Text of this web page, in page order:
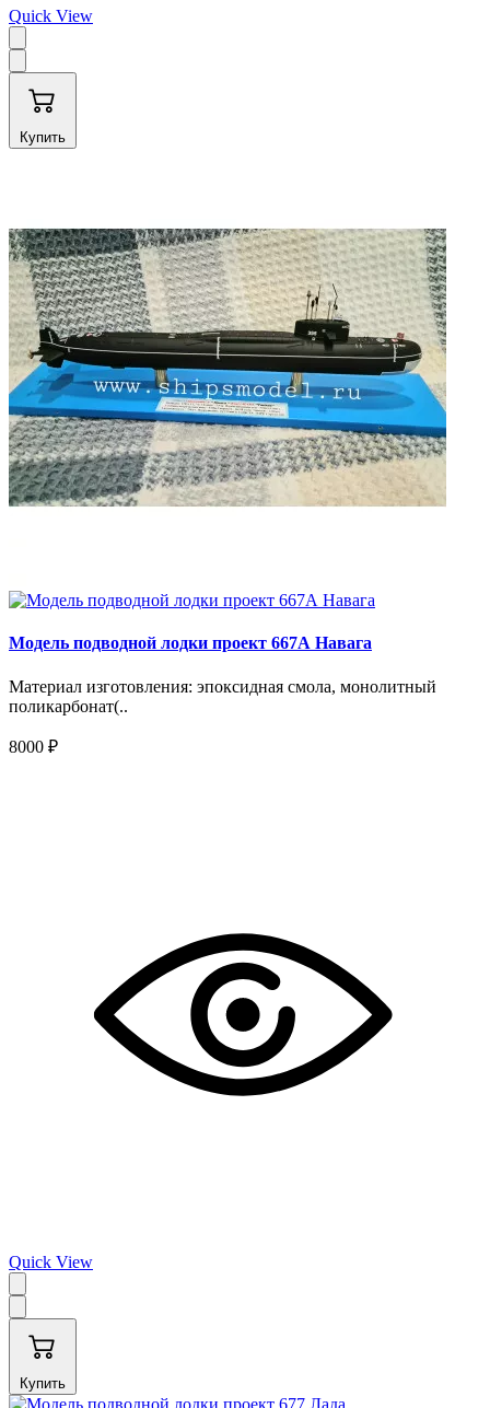
Quick View
Купить
Модель подводной лодки проект 667А Навага
Материал изготовления: эпоксидная смола, монолитный
поликарбонат(..
8000 ₽
Quick View
Купить